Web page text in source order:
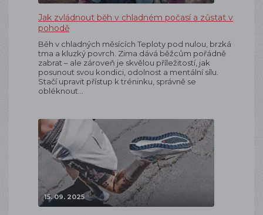
Jak zvládnout běh v chladném počasí a zůstat v
pohodě
Běh v chladných měsících Teploty pod nulou, brzká
tma a kluzký povrch. Zima dává běžcům pořádně
zabrat – ale zároveň je skvělou příležitostí, jak
posunout svou kondici, odolnost a mentální sílu.
Stačí upravit přístup k tréninku, správně se
obléknout…
15. 09. 2025